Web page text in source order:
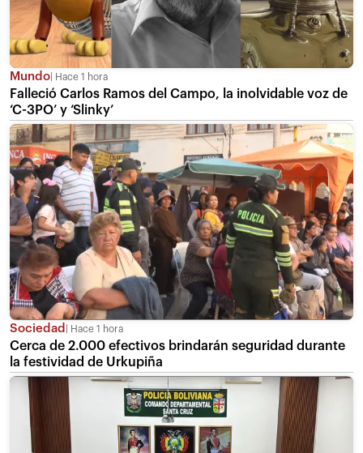
Mundo Hace 1 hora
Falleció Carlos Ramos del Campo, la inolvidable voz de
‘C-3PO’ y ‘Slinky’
Sociedad Hace 1 hora
Cerca de 2.000 efectivos brindarán seguridad durante
la festividad de Urkupiña